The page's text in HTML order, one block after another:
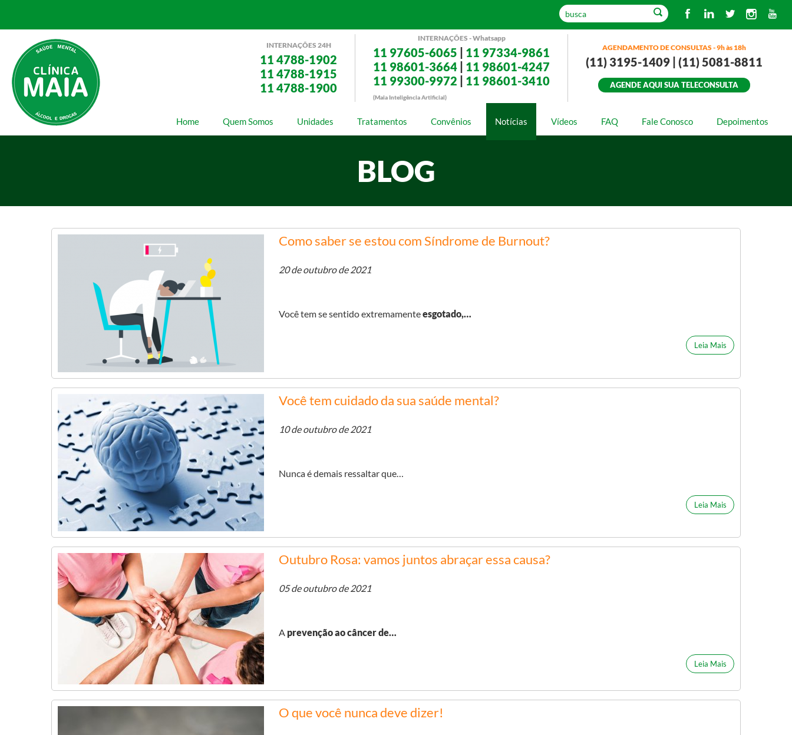
INTERNAÇÕES 24H
11 4788-1902
11 4788-1915
11 4788-1900
INTERNAÇÕES - Whatsapp
11 97605-6065
11 97334-9861
11 98601-3664
11 98601-4247
11 99300-9972
11 98601-3410
(Maia Inteligência Artificial)
AGENDAMENTO DE CONSULTAS - 9h às 18h
(11) 3195-1409 | (11) 5081-8811
AGENDE AQUI SUA TELECONSULTA
Home Quem Somos Unidades Tratamentos Convênios Notícias Vídeos FAQ Fale Conosco Depoimentos
BLOG
Como saber se estou com Síndrome de Burnout?
20 de outubro de 2021
Você tem se sentido extremamenteesgotado,…
Leia Mais
Você tem cuidado da sua saúde mental?
10 de outubro de 2021
Nunca é demais ressaltar que…
Leia Mais
Outubro Rosa: vamos juntos abraçar essa causa?
05 de outubro de 2021
A prevençãoao câncer de…
Leia Mais
O que você nunca deve dizer!